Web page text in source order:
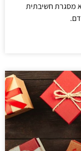
מסגרת חשיבתית